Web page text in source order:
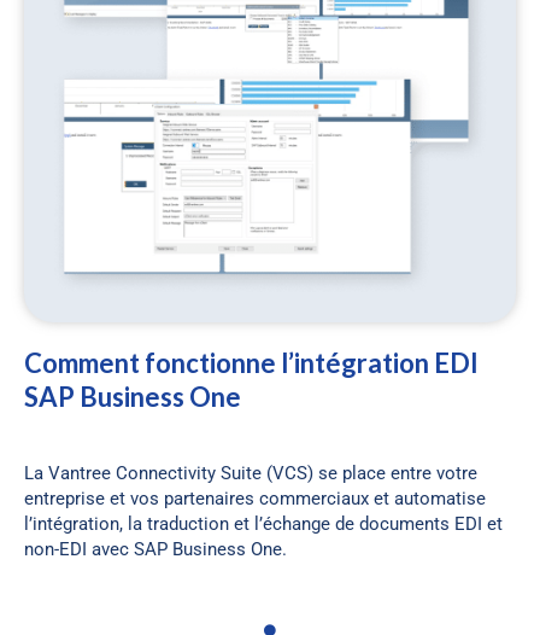
Comment fonctionne l’intégration EDI
SAP Business One
La Vantree Connectivity Suite (VCS) se place entre votre
entreprise et vos partenaires commerciaux et automatise
l’intégration, la traduction et l’échange de documents EDI et
non-EDI avec SAP Business One.